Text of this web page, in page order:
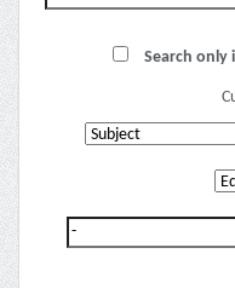
Search only